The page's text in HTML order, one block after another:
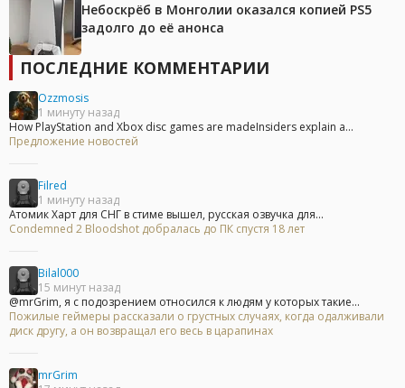
Небоскрёб в Монголии оказался копией PS5
задолго до её анонса
ПОСЛЕДНИЕ КОММЕНТАРИИ
Ozzmosis
1 минуту назад
How PlayStation and Xbox disc games are madeInsiders explain a...
Предложение новостей
Filred
1 минуту назад
Атомик Харт для СНГ в стиме вышел, русская озвучка для...
Condemned 2 Bloodshot добралась до ПК спустя 18 лет
Bilal000
15 минут назад
@mrGrim, я с подозрением относился к людям у которых такие...
Пожилые геймеры рассказали о грустных случаях, когда одалживали
диск другу, а он возвращал его весь в царапинах
mrGrim